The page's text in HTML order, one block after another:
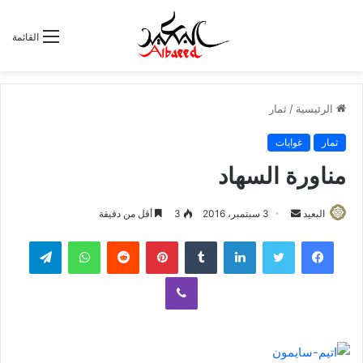
القائمة
الرئيسية / ثمار
ثمار غوايات
مناورة السهاد
البعيد
س
ل
د
3 سبتمبر، 2016 3 أقل من دقيقة
لينكدإن بينتيريست واتساب
ڤايبر